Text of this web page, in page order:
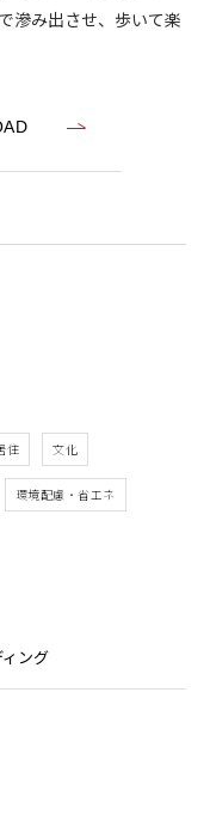
滲み出させ、歩いて楽
住 文化
環境配慮・省エネ
ング